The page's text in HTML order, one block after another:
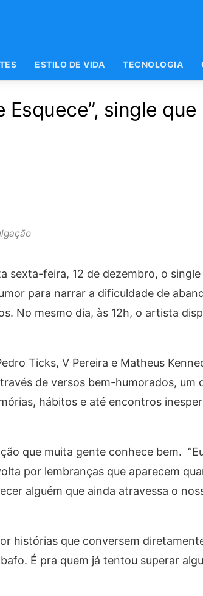
ESTILO DE VIDA TECNOLOGIA
Esquece”, single
sexta-feira, 12 de dezembro, o single
para narrar a dificuldade de
No mesmo dia, às 12h, o artista
Ticks, V Pereira e Matheus
de versos bem-humorados, um
hábitos e até encontros
que muita gente conhece bem.
por lembranças que aparecem
alguém que ainda atravessa o
histórias que conversem
É pra quem já tentou superar